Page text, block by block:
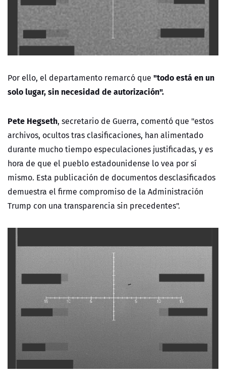
Por ello, el departamento remarcó que "todo está en un
solo lugar, sin necesidad de autorización".
Pete Hegseth, secretario de Guerra, comentó que "estos
archivos, ocultos tras clasificaciones, han alimentado
durante mucho tiempo especulaciones justificadas, y es
hora de que el pueblo estadounidense lo vea por sí
mismo. Esta publicación de documentos desclasificados
demuestra el firme compromiso de la Administración
Trump con una transparencia sin precedentes".